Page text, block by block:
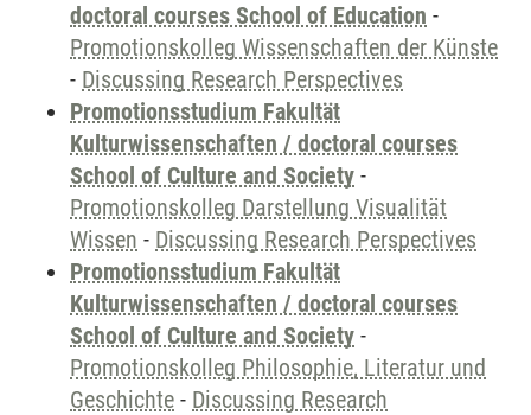
doctoral courses School of Education -
Promotionskolleg Wissenschaften der Künste
- Discussing Research Perspectives
Promotionsstudium Fakultät
Kulturwissenschaften / doctoral courses
School of Culture and Society -
Promotionskolleg Darstellung Visualität
Wissen - Discussing Research Perspectives
Promotionsstudium Fakultät
Kulturwissenschaften / doctoral courses
School of Culture and Society -
Promotionskolleg Philosophie, Literatur und
Geschichte - Discussing Research